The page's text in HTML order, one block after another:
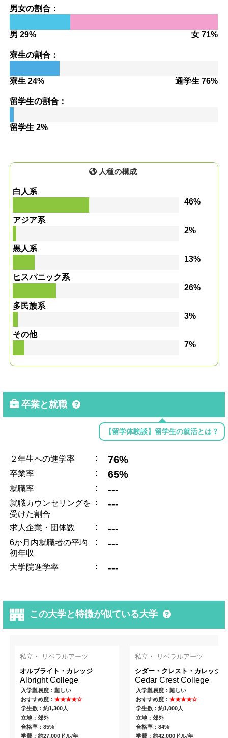
男女の割合：
男 29% 女 71%
寮生の割合：
寮生 24% 通学生 76%
留学生の割合：
留学生 2%
人種の構成
白人系
46%
アジア系
2%
黒人系
13%
ヒスパニック系
26%
多民族系
3%
その他
7%
卒業と就職
【留学体験談】留学生の就活とは？
２年生への進学率 : 76%
卒業率 : 65%
就職率 : ---
就職カウンセリングを
受けた割合
: ---
求人企業・団体数 : ---
6か月内就職者の平均
初年収
: ---
大学院進学率 : ---
この大学と特徴が似ている大学
私立・ リベラルアーツ
オルブライト・カレッジ
Albright College
入学難易度：難しい
おすすめ度：★★★★☆
学生数：約1,300人
立地：郊外
合格率：85%
学費：約27,000ドル/年
私立・ リベラルアーツ
シダー・クレスト・カレッジ
Cedar Crest College
入学難易度：難しい
おすすめ度： ★★★★☆
学生数：約1,000人
立地：郊外
合格率：84%
学費：約42,000ドル/年